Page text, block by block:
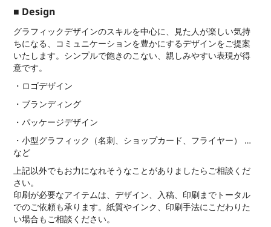
■ Design
グラフィックデザインのスキルを中心に、見た人が楽しい気持
ちになる、コミュニケーションを豊かにするデザインをご提案
いたします。シンプルで飽きのこない、親しみやすい表現が得
意です。
・ロゴデザイン
・ブランディング
・パッケージデザイン
・小型グラフィック（名刺、ショップカード、フライヤー） …
など
上記以外でもお力になれそうなことがありましたらご相談くだ
さい。
印刷が必要なアイテムは、デザイン、入稿、印刷までトータル
でのご依頼も承ります。紙質やインク、印刷手法にこだわりた
い場合もご相談ください。